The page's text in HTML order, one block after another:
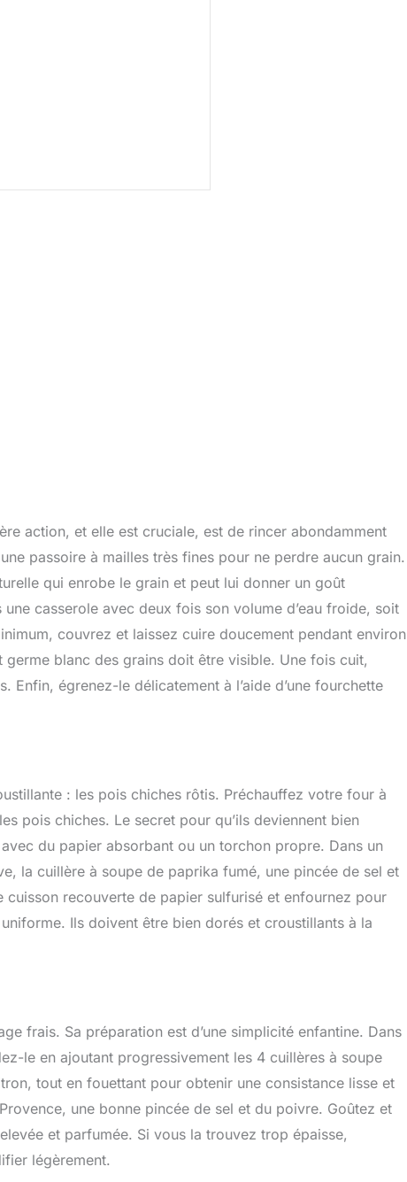
action, et elle est cruciale, est de rincer abondamment
passoire à mailles très fines pour ne perdre aucun grain.
qui enrobe le grain et peut lui donner un goût
casserole avec deux fois son volume d’eau froide, soit
couvrez et laissez cuire doucement pendant environ
germe blanc des grains doit être visible. Une fois cuit,
égrenez-le délicatement à l’aide d’une fourchette
: les pois chiches rôtis. Préchauffez votre four à
pois chiches. Le secret pour qu’ils deviennent bien
du papier absorbant ou un torchon propre. Dans un
la cuillère à soupe de paprika fumé, une pincée de sel et
recouverte de papier sulfurisé et enfournez pour
Ils doivent être bien dorés et croustillants à la
frais. Sa préparation est d’une simplicité enfantine. Dans
le en ajoutant progressivement les 4 cuillères à soupe
tout en fouettant pour obtenir une consistance lisse et
une bonne pincée de sel et du poivre. Goûtez et
et parfumée. Si vous la trouvez trop épaisse,
légèrement.